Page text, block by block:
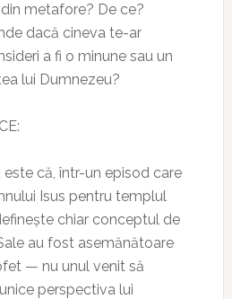
metafore? De ce?
dacă cineva te-ar
a fi o minune sau un
lui Dumnezeu?
este că, într-un episod care
Isus pentru templul
chiar conceptul de
au fost asemănătoare
— nu unul venit să
perspectiva lui